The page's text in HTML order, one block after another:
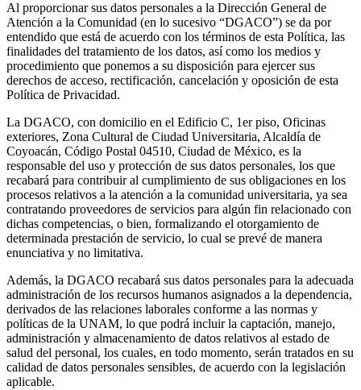
Al proporcionar sus datos personales a la Dirección General de
Atención a la Comunidad (en lo sucesivo “DGACO”) se da por
entendido que está de acuerdo con los términos de esta Política, las
finalidades del tratamiento de los datos, así como los medios y
procedimiento que ponemos a su disposición para ejercer sus
derechos de acceso, rectificación, cancelación y oposición de esta
Política de Privacidad.
La DGACO, con domicilio en el Edificio C, 1er piso, Oficinas
exteriores, Zona Cultural de Ciudad Universitaria, Alcaldía de
Coyoacán, Código Postal 04510, Ciudad de México, es la
responsable del uso y protección de sus datos personales, los que
recabará para contribuir al cumplimiento de sus obligaciones en los
procesos relativos a la atención a la comunidad universitaria, ya sea
contratando proveedores de servicios para algún fin relacionado con
dichas competencias, o bien, formalizando el otorgamiento de
determinada prestación de servicio, lo cual se prevé de manera
enunciativa y no limitativa.
Además, la DGACO recabará sus datos personales para la adecuada
administración de los recursos humanos asignados a la dependencia,
derivados de las relaciones laborales conforme a las normas y
políticas de la UNAM, lo que podrá incluir la captación, manejo,
administración y almacenamiento de datos relativos al estado de
salud del personal, los cuales, en todo momento, serán tratados en su
calidad de datos personales sensibles, de acuerdo con la legislación
aplicable.